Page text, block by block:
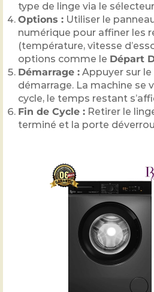
type de linge via le
Options : Utiliser le
numérique pour affiner les
(température, vitesse
options comme le Départ
Démarrage : Appuyer sur
démarrage. La machine se
cycle, le temps restant
Fin de Cycle : Retirer le
terminé et la porte